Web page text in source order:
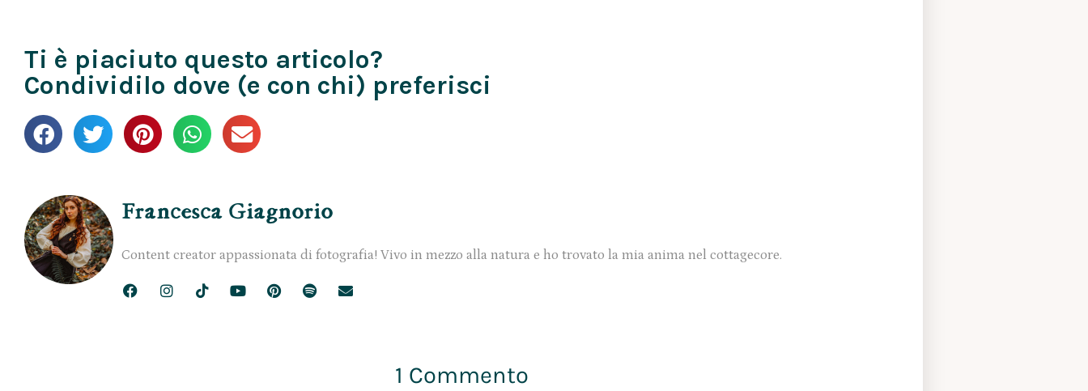
Ti è piaciuto questo articolo?
Condividilo dove (e con chi) preferisci
Francesca Giagnorio
Content creator appassionata di fotografia! Vivo in mezzo alla natura e ho trovato la mia anima nel cottagecore.
1 Commento